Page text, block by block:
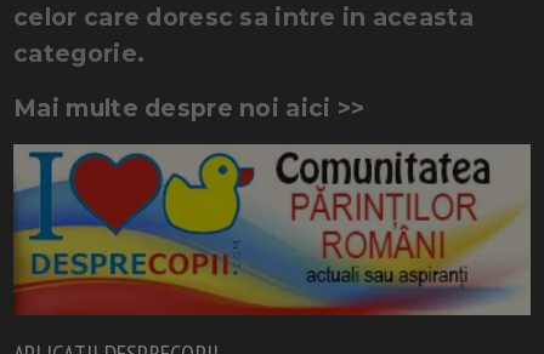
celor care doresc sa intre in aceasta
categorie.
Mai multe despre noi aici >>